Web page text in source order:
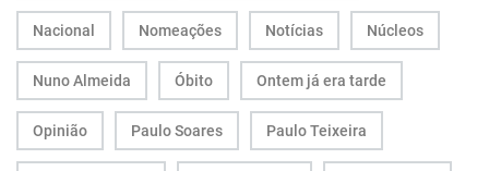
Nacional Nomeações Notícias Núcleos
Nuno Almeida Óbito Ontem já era tarde
Opinião Paulo Soares Paulo Teixeira